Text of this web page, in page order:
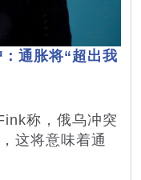
通胀将“超出我
称，俄乌冲突
这将意味着通